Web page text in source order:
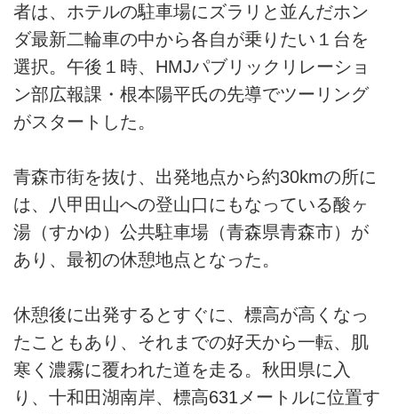
者は、ホテルの駐車場にズラリと並んだホン
ダ最新二輪車の中から各自が乗りたい１台を
選択。午後１時、HMJパブリックリレーショ
ン部広報課・根本陽平氏の先導でツーリング
がスタートした。
青森市街を抜け、出発地点から約30kmの所に
は、八甲田山への登山口にもなっている酸ヶ
湯（すかゆ）公共駐車場（青森県青森市）が
あり、最初の休憩地点となった。
休憩後に出発するとすぐに、標高が高くなっ
たこともあり、それまでの好天から一転、肌
寒く濃霧に覆われた道を走る。秋田県に入
り、十和田湖南岸、標高631メートルに位置す